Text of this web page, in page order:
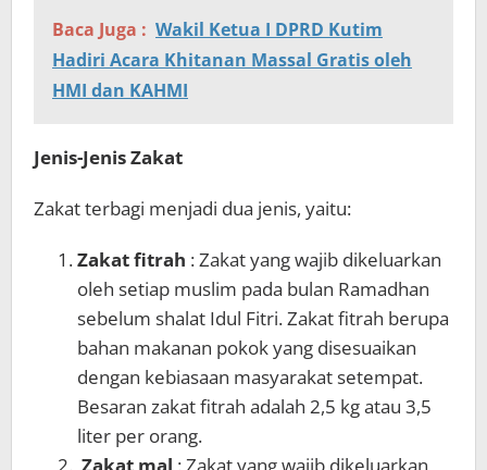
Baca Juga : Wakil Ketua I DPRD Kutim
Hadiri Acara Khitanan Massal Gratis oleh
HMI dan KAHMI
Jenis-Jenis Zakat
Zakat terbagi menjadi dua jenis, yaitu:
Zakat fitrah : Zakat yang wajib dikeluarkan
oleh setiap muslim pada bulan Ramadhan
sebelum shalat Idul Fitri. Zakat fitrah berupa
bahan makanan pokok yang disesuaikan
dengan kebiasaan masyarakat setempat.
Besaran zakat fitrah adalah 2,5 kg atau 3,5
liter per orang.